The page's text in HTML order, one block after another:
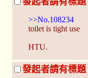
>>No.108234
toilet is tight use
HTU.
發起者請有標題